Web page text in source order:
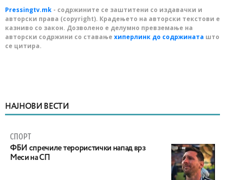
Pressingtv.mk - содржините се заштитени со издавачки и
авторски права (copyright). Крадењето на авторски текстови е
казниво со закон. Дозволено е делумно превземање на
авторски содржини со ставање хиперлинк до содржината што
се цитира.
НАЈНОВИ ВЕСТИ
СПОРТ
ФБИ спречиле терористички напад врз
Меси на СП